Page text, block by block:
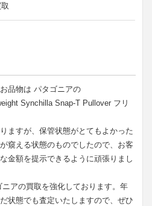
品物は パタゴニアの
Synchilla Snap-T Pullover フリ
ますが、保管状態がとてもよかった
窺える状態のものでしたので、お客
金額を提示できるように頑張りまし
アの買取を強化しております。年
状態でも査定いたしますので、ぜひ